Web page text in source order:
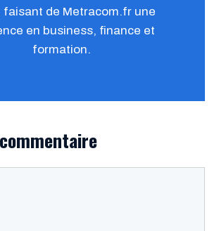
faisant de Metracom.fr une
en business, finance et
formation.